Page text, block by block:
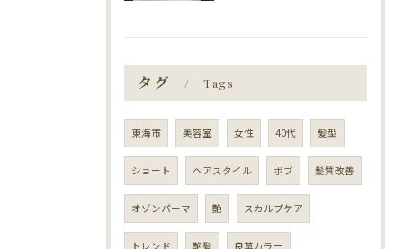
タグ Tags
東海市 美容室 女性 40代 髪型
ショート ヘアスタイル ボブ 髪質改善
オゾンパーマ 艶 スカルプケア
トレンド 艶髪 良草カラー